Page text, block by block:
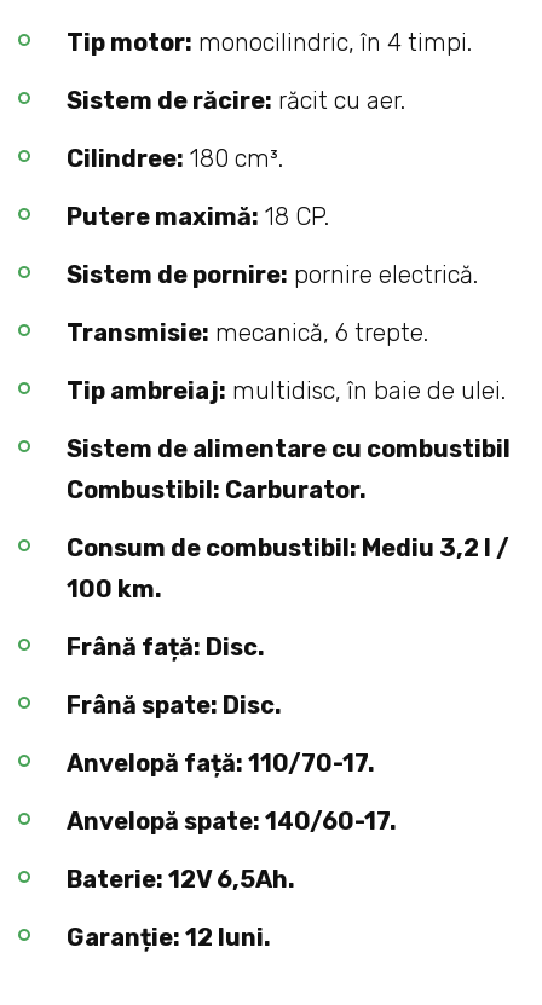
Tip motor: monocilindric, în 4 timpi.
Sistem de răcire: răcit cu aer.
Cilindree: 180 cm³.
Putere maximă: 18 CP.
Sistem de pornire: pornire electrică.
Transmisie: mecanică, 6 trepte.
Tip ambreiaj: multidisc, în baie de ulei.
Sistem de alimentare cu combustibil
Combustibil: Carburator.
Consum de combustibil: Mediu 3,2 l /
100 km.
Frână față: Disc.
Frână spate: Disc.
Anvelopă față: 110/70-17.
Anvelopă spate: 140/60-17.
Baterie: 12V 6,5Ah.
Garanție: 12 luni.